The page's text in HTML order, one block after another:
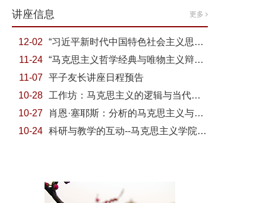
更多
讲座信息
“习近平新时代中国特色社会主义思想概论”课推动...
12-02
“马克思主义哲学经典与唯物主义辩证逻辑”系列讲...
11-24
平子友长讲座日程预告
11-07
工作坊：马克思主义的逻辑与当代世界的现实
10-28
肖恩·塞耶斯：分析的马克思主义与内在批判
10-27
科研与教学的互动--马克思主义学院青年教师磨课...
10-24